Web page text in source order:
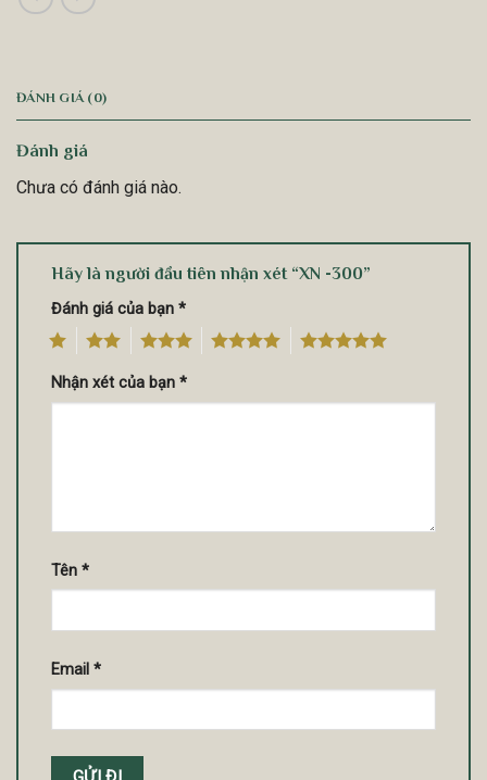
ĐÁNH GIÁ (0)
Đánh giá
Chưa có đánh giá nào.
Hãy là người đầu tiên nhận xét “XN -300”
Đánh giá của bạn *
4 5
Nhận xét của bạn *
Tên *
Email *